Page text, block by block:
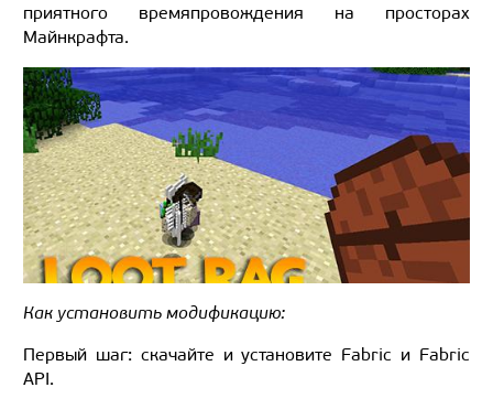
приятного времяпровождения на просторах
Майнкрафта.
Как установить модификацию:
Первый шаг: скачайте и установите Fabric и Fabric
API.